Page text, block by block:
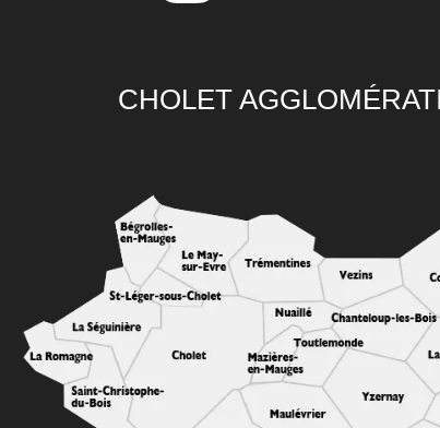
CHOLET